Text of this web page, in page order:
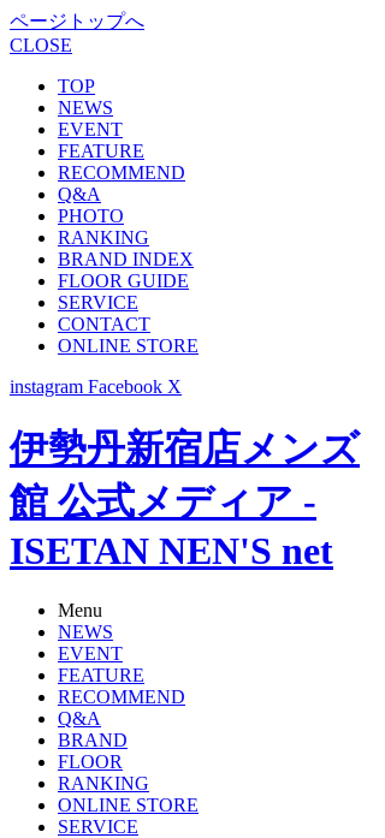
ページトップへ
CLOSE
TOP
NEWS
EVENT
FEATURE
RECOMMEND
Q&A
PHOTO
RANKING
BRAND INDEX
FLOOR GUIDE
SERVICE
CONTACT
ONLINE STORE
instagram Facebook X
伊勢丹新宿店メンズ
館 公式メディア -
ISETAN NEN'S net
Menu
NEWS
EVENT
FEATURE
RECOMMEND
Q&A
BRAND
FLOOR
RANKING
ONLINE STORE
SERVICE